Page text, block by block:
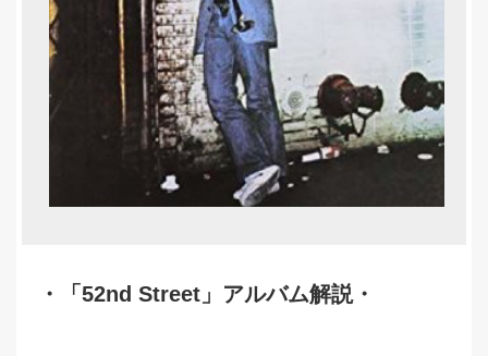
・ 「52nd Street 」アルバム解説・